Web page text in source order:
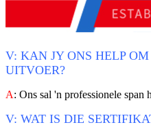
V: KAN JY ONS HELP
UITVOER?
A: Ons sal 'n professionele span
V: WAT IS DIE